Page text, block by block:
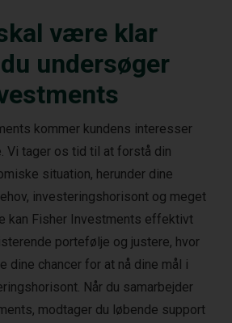
være klar
undersøger
kommer kundens interesser
Vi tager os tid til at forstå din
situation, herunder dine
investeringshorisont og meget
kan Fisher Investments effektivt
portefølje og justere, hvor
dine chancer for at nå dine mål i
Når du samarbejder
modtager du løbende support